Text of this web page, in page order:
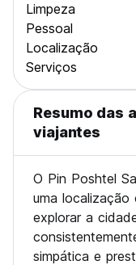
Limpeza
Pessoal
Localização
Serviços
Resumo das
viajantes
O Pin Poshtel
uma
explorar a
simpática e